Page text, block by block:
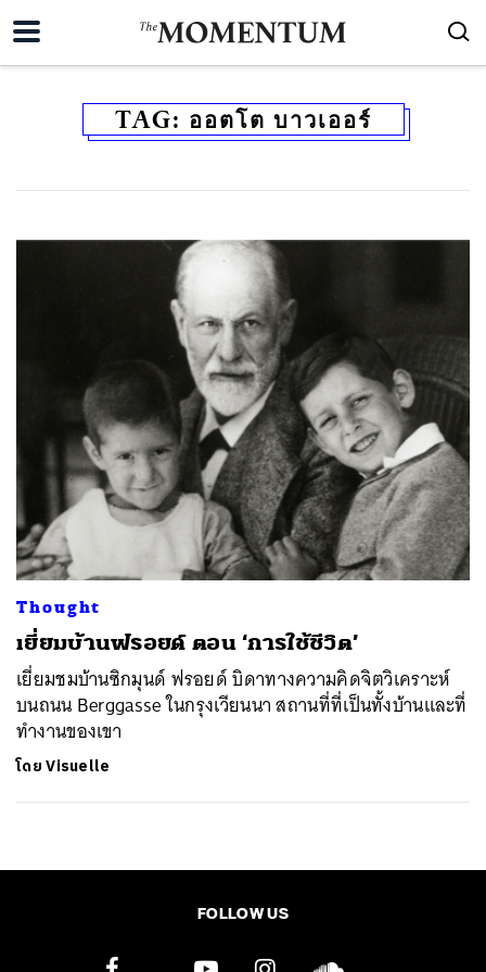
TAG: ออตโต บาวเออร์
Thought
เยี่ยมบ้านฟรอยด์ ตอน ‘การใช้ชีวิต’
เยี่ยมชมบ้านซิกมุนด์ ฟรอยด์ บิดาทางความคิดจิตวิเคราะห์
บนถนน Berggasse ในกรุงเวียนนา สถานที่ที่เป็นทั้งบ้านและที่
ทำงานของเขา
โดยVisuelle
FOLLOW US
ค้นหา
TWEET LINE EMAIL